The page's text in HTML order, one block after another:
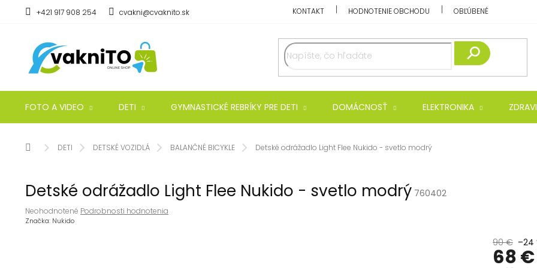
+421 917 908 254 cvakni@cvaknito.sk KONTAKT HODNOTENIE OBCHODU OBĽÚBENÉ
FOTO A VIDEO DETI GYMNASTICKÉ REBRÍKY PRE DETI DOMÁCNOSŤ ELEKTRONIKA
DomovDETI DETSKÉ VOZIDLÁ BALANČNÉ BICYKLE Detské odrážadlo Light Flee Nukido - svetlo modrý
Detské odrážadlo Light Flee Nukido - svetlo modrý 760402
Priemerné
hodnotenie
Neohodnotené Podrobnosti hodnotenia
Značka: Nukido
90 € –24
68 €